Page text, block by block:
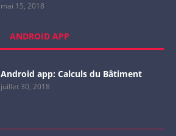
mai 15, 2018
ANDROID APP
Android app: Calculs du Bâtiment
juillet 30, 2018